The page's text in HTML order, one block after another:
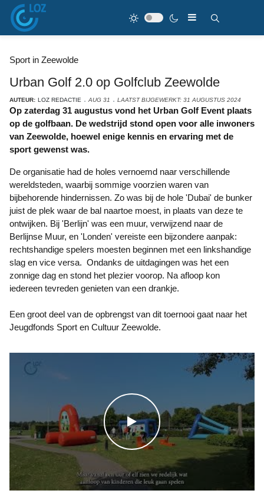
Sport in Zeewolde
Urban Golf 2.0 op Golfclub Zeewolde
AUTEUR: LOZ REDACTIE AUG 31 LAATST BIJGEWERKT: 31 AUGUSTUS 2024
Op zaterdag 31 augustus vond het Urban Golf Event plaats
op de golfbaan. De wedstrijd stond open voor alle inwoners
van Zeewolde, hoewel enige kennis en ervaring met de
sport gewenst was.
De organisatie had de holes vernoemd naar verschillende
wereldsteden, waarbij sommige voorzien waren van
bijbehorende hindernissen. Zo was bij de hole 'Dubai' de bunker
juist de plek waar de bal naartoe moest, in plaats van deze te
ontwijken. Bij 'Berlijn' was een muur, verwijzend naar de
Berlijnse Muur, en 'Londen' vereiste een bijzondere aanpak:
rechtshandige spelers moesten beginnen met een linkshandige
slag en vice versa. Ondanks de uitdagingen was het een
zonnige dag en stond het plezier voorop. Na afloop kon
iedereen tevreden genieten van een drankje.
Een groot deel van de opbrengst van dit toernooi gaat naar het
Jeugdfonds Sport en Cultuur Zeewolde.
WATCH THE VIDEO